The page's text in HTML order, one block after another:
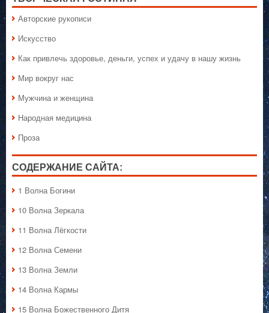
Авторские рукописи
Искусство
Как привлечь здоровье, деньги, успех и удачу в нашу жизнь
Мир вокруг нас
Мужчина и женщина
Народная медицина
Проза
СОДЕРЖАНИЕ САЙТА:
1 Волна Богини
10 Волна Зеркала
11 Волна Лёгкости
12 Волна Семени
13 Волна Земли
14 Волна Кармы
15 Волна Божественного Дитя